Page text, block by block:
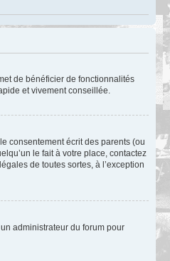
de bénéficier de fonctionnalités
et vivement conseillée.
consentement écrit des parents (ou
le fait à votre place, contactez
de toutes sortes, à l’exception
administrateur du forum pour